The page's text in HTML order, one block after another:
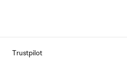
Trustpilot